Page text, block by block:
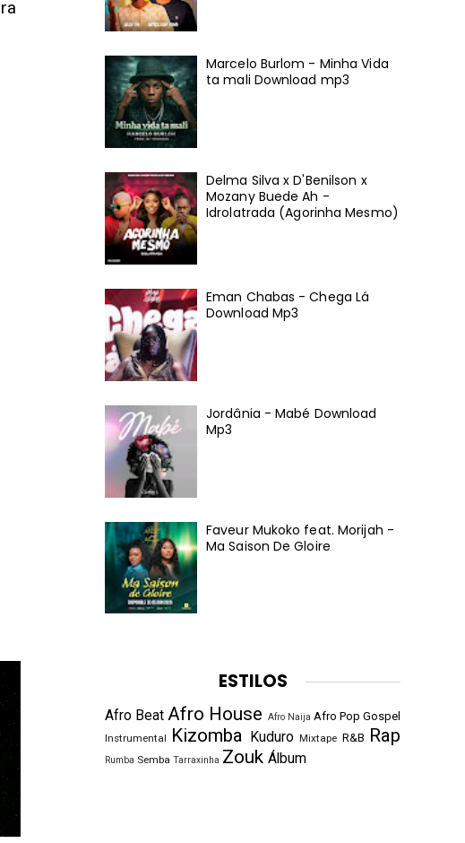
Marcelo Burlom - Minha Vida
ta mali Download mp3
Delma Silva x D'Benilson x
Mozany Buede Ah -
Idrolatrada (Agorinha Mesmo)
Eman Chabas - Chega Lá
Download Mp3
Jordânia - Mabé Download
Mp3
Faveur Mukoko feat. Morijah -
Ma Saison De Gloire
ESTILOS
Afro Beat Afro House Afro Naija Afro Pop Gospel
Instrumental Kizomba Kuduro Mixtape R&B Rap
Rumba Semba Tarraxinha Zouk Álbum